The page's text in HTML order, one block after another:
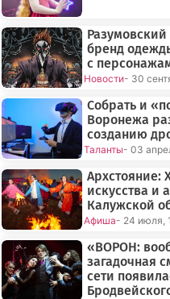
Разумовский
бренд
с
Новости- 30
Собрать и
Воронежа
созданию
Таланты- 03
Архстояние:
искусства и
Калужской
Афиша- 24 июля,
«ВОРОН:
загадочная
сети